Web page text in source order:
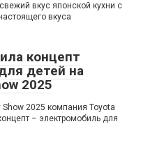
вкус японской кухни с
вкуса
концепт
детей на
2025
2025 компания Toyota
– электромобиль для